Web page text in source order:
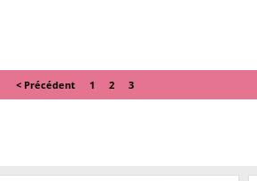
< Précédent 1 2 3